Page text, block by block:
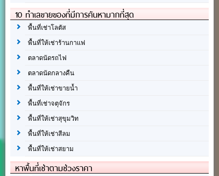
10 ทำเลขายของที่มีการค้นหามากที่สุด
พื้นที่เช่าโลตัส
พื้นที่ให้เช่าร้านกาแฟ
ตลาดนัดรถไฟ
ตลาดนัดกลางคืน
พื้นที่ให้เช่าขายน้ำ
พื้นที่เช่าจตุจักร
พื้นที่ให้เช่าสุขุมวิท
พื้นที่ให้เช่าสีลม
พื้นที่ให้เช่าสยาม
หาพื้นที่เช่าตามช่วงราคา